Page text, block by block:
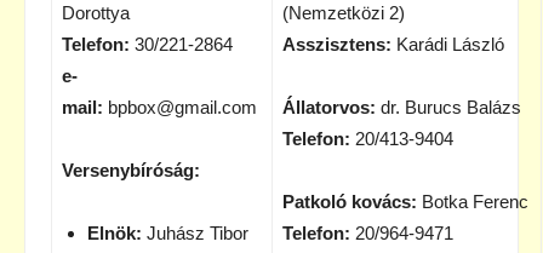
Dorottya
Telefon: 30/221-2864
e-
mail: bpbox@gmail.com
Versenybíróság:
Elnök: Juhász Tibor
(Nemzetközi 2)
Asszisztens: Karádi László
Állatorvos: dr. Burucs Balázs
Telefon: 20/413-9404
Patkoló kovács: Botka Ferenc
Telefon: 20/964-9471